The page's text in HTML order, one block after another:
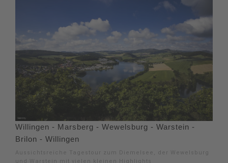
Willingen - Marsberg - Wewelsburg - Warstein -
Brilon - Willingen
Aussichtsreiche Tagestour zum Diemelsee, der Wewelsburg
und Warstein mit vielen kleinen Highlights